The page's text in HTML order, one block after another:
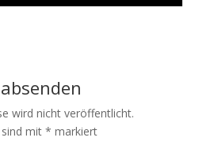
wird nicht veröffentlicht.
mit * markiert